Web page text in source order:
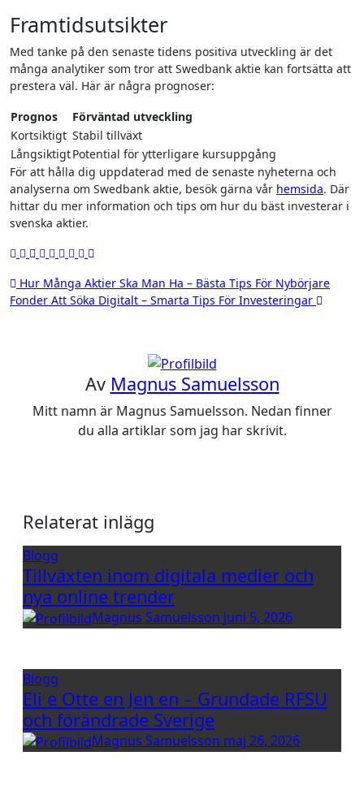
Framtidsutsikter
Med tanke på den senaste tidens positiva utveckling är det
många analytiker som tror att Swedbank aktie kan fortsätta att
prestera väl. Här är några prognoser:
Prognos
Förväntad utveckling
Kortsiktigt Stabil tillväxt
LångsiktigtPotential för ytterligare kursuppgång
För att hålla dig uppdaterad med de senaste nyheterna och
analyserna om Swedbank aktie, besök gärna vår hemsida. Där
hittar du mer information och tips om hur du bäst investerar i
svenska aktier.
Inläggsnavigering
Hur Många Aktier Ska Man Ha – Bästa Tips För Nybörjare
Fonder Att Söka Digitalt – Smarta Tips För Investeringar
Av Magnus Samuelsson
Mitt namn är Magnus Samuelsson. Nedan finner
du alla artiklar som jag har skrivit.
Relaterat inlägg
Blogg
Tillväxten inom digitala medier och
nya online trender
Magnus Samuelsson juni 5, 2026
Blogg
Eli e Otte en Jen en – Grundade RFSU
och förändrade Sverige
Magnus Samuelsson maj 26, 2026